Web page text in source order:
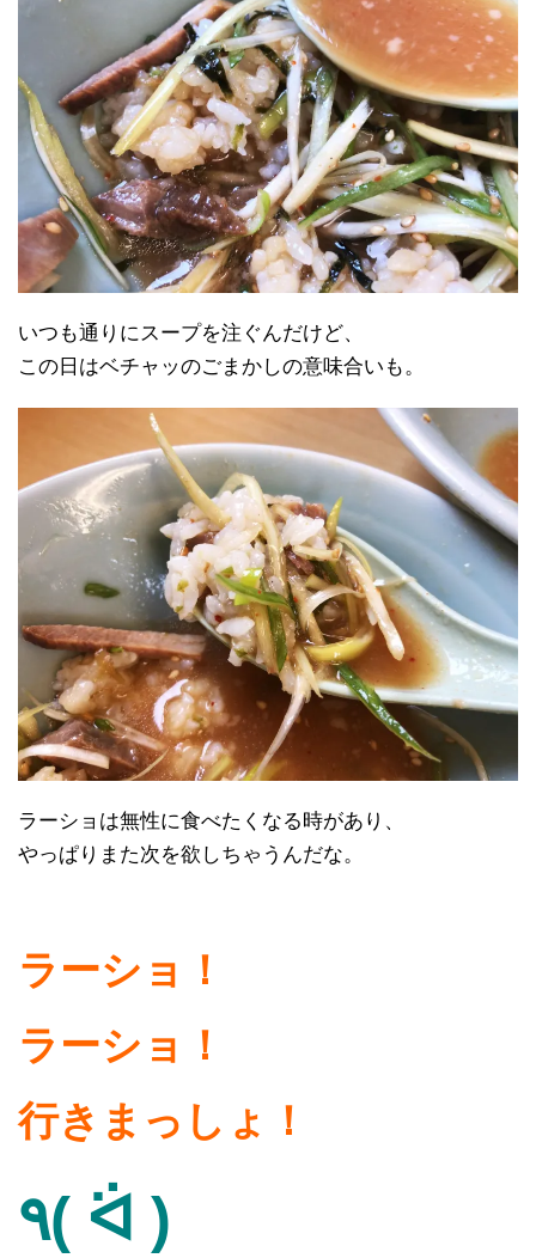
いつも通りにスープを注ぐんだけど、
この日はベチャッのごまかしの意味合いも。
ラーショは無性に食べたくなる時があり、
やっぱりまた次を欲しちゃうんだな。
ラーショ！
ラーショ！
行きまっしょ！
٩( ᐛ )